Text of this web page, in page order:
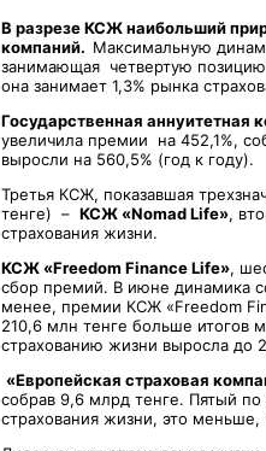
В разрезе КСЖ наибольший
компаний. Максимальную
занимающая четвертую
она занимает 1,3% рынка
Государственная аннуитетная
увеличила премии на 452,1%,
выросли на 560,5% (год к году).
Третья КСЖ, показавшая
тенге) – КСЖ «Nomad Life»,
страхования жизни.
КСЖ «Freedom Finance Life»,
сбор премий. В июне динамика
менее, премии КСЖ «Freedom
210,6 млн тенге больше итогов
страхованию жизни выросла до
«Европейская страховая
собрав 9,6 млрд тенге. Пятый
страхования жизни, это